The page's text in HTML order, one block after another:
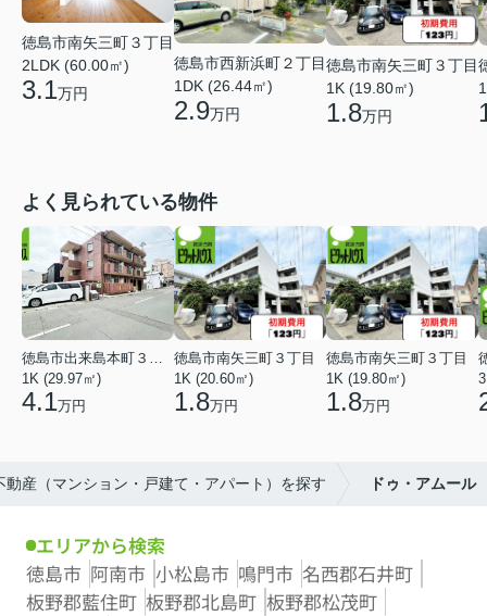
徳島市南矢三町３丁目
2LDK (60.00㎡)
3.1万円
徳島市西新浜町２丁目
1DK (26.44㎡)
2.9万円
徳島市南矢三町３丁目
1K (19.80㎡)
1.8万円
よく見られている物件
1K (29.97㎡)
4.1万円
徳島市南矢三町３丁目
1K (20.60㎡)
1.8万円
徳島市南矢三町３丁目
1K (19.80㎡)
1.8万円
産（マンション・戸建て・アパート）を探す ドゥ・アムール
エリアから検索
徳島市 阿南市 小松島市 鳴門市 名西郡石井町
板野郡藍住町 板野郡北島町 板野郡松茂町